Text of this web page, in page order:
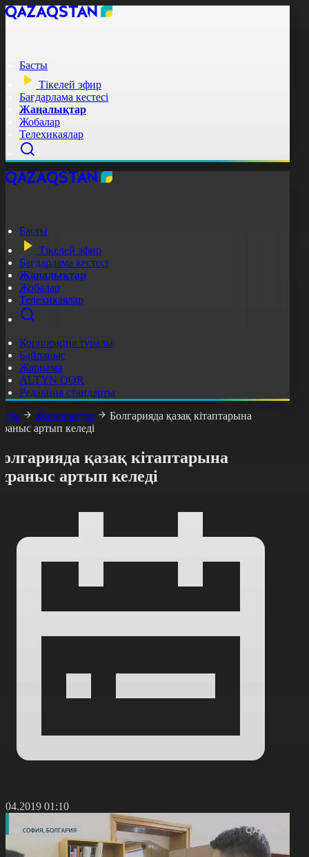
Басты
Тікелей эфир
Бағдарлама кестесі
Жаңалықтар
Жобалар
Телехикаялар
Басты
Тікелей эфир
Бағдарлама кестесі
Жаңалықтар
Жобалар
Телехикаялар
Корпорация туралы
Байланыс
Жарнама
ALTYN QOR
Редакция стандарты
Жаңалықтар
Болгарияда қазақ кітаптарына
артып келеді
қазақ кітаптарына
артып келеді
01:10